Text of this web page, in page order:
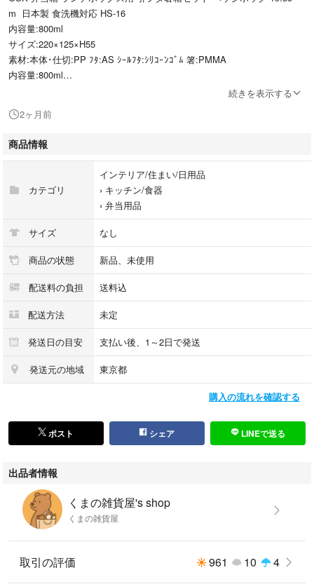
m 日本製 食洗機対応 HS-16
内容量:800ml
サイズ:220×125×H55
素材:本体･仕切:PP ﾌﾀ:AS ｼｰﾙﾌﾀ:ｼﾘｺｰﾝｺﾞﾑ 箸:PMMA
内容量:800ml
7f69B08GS971W96bbe
最後までご確認頂き誠にありがとうございました。
何かご不明な点がございましたらお気軽にメッセージからお問い合わせ下
さい。
続きを表示する
2ヶ月前
商品情報
カテゴリ
インテリア/住まい/日用品
› キッチン/食器
› 弁当用品
サイズ なし
商品の状態 新品、未使用
配送料の負担 送料込
配送方法 未定
発送日の目安 支払い後、1～2日で発送
発送元の地域 東京都
購入の流れを確認する
ポスト シェア LINEで送る
出品者情報
くまの雑貨屋's shop
くまの雑貨屋
取引の評価 961 10 4